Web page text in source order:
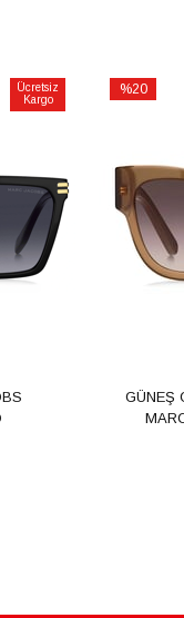
Ücretsiz
Kargo
%20
GÜNEŞ